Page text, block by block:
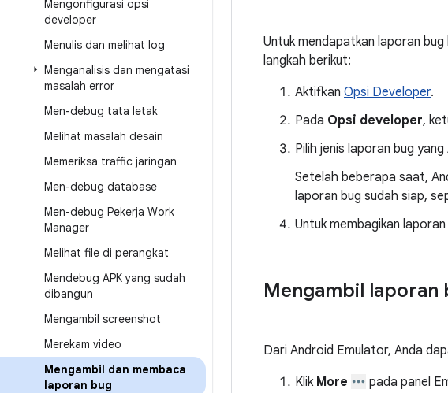
Mengonfigurasi opsi
developer
Menulis dan melihat log
Menganalisis dan mengatasi
masalah error
Men-debug tata letak
Melihat masalah desain
Memeriksa traffic jaringan
Men-debug database
Men-debug Pekerja Work
Manager
Melihat file di perangkat
Mendebug APK yang sudah
dibangun
Mengambil screenshot
Merekam video
Mengambil dan membaca
laporan bug
Untuk mendapatkan laporan
langkah berikut:
Aktifkan Opsi Developer.
Pada Opsi developer,
Pilih jenis laporan bug
Setelah beberapa saat,
laporan bug sudah siap,
Untuk membagikan
Mengambil laporan
Dari Android Emulator, Anda
Klik More
pada panel